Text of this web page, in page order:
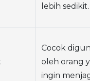
lebih sedikit.
Cocok
oleh orang
ingin